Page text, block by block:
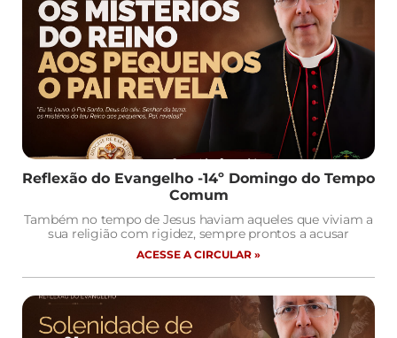
Reflexão do Evangelho -14º Domingo do Tempo
Comum
Também no tempo de Jesus haviam aqueles que viviam a
sua religião com rigidez, sempre prontos a acusar
ACESSE A CIRCULAR »